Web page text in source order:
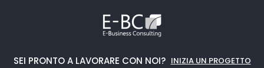
SEI PRONTO A LAVORARE CON NOI? INIZIA UN PROGETTO